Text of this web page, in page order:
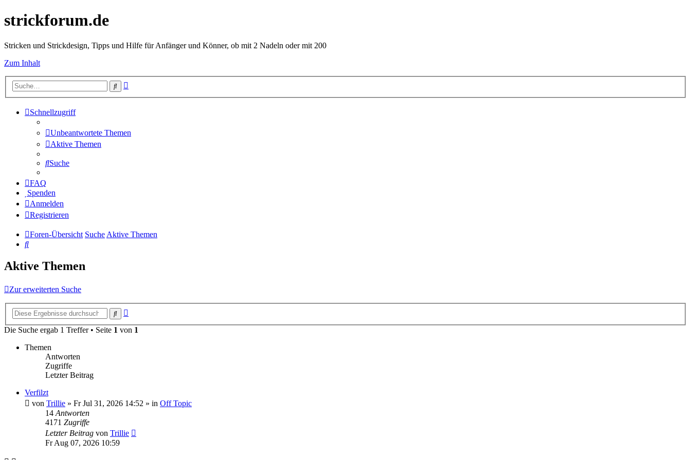
strickforum.de
Stricken und Strickdesign, Tipps und Hilfe für Anfänger und Könner, ob mit 2 Nadeln oder mit 200
Zum Inhalt
Suche
Schnellzugriff
Unbeantwortete Themen
Aktive Themen
Suche
FAQ
Spenden
Anmelden
Registrieren
Foren-Übersicht SucheAktive Themen
Suche
Aktive Themen
Zur erweiterten Suche
Suche
Die Suche ergab 1 Treffer • Seite 1 von 1
Themen
Antworten
Zugriffe
Letzter Beitrag
Verfilzt
von Trillie » Fr Jul 31, 2026 14:52 » in Off Topic
14 Antworten
4171 Zugriffe
Letzter Beitrag von Trillie
Fr Aug 07, 2026 10:59